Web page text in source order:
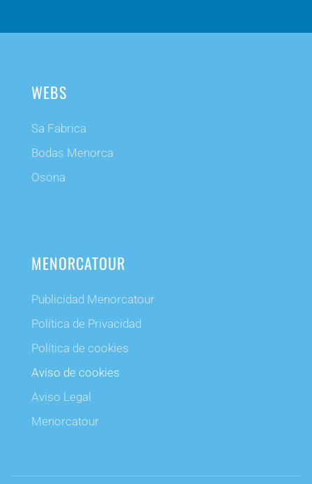
WEBS
Sa Fabrica
Bodas Menorca
Osona
MENORCATOUR
Publicidad Menorcatour
Política de Privacidad
Política de cookies
Aviso de cookies
Aviso Legal
Menorcatour